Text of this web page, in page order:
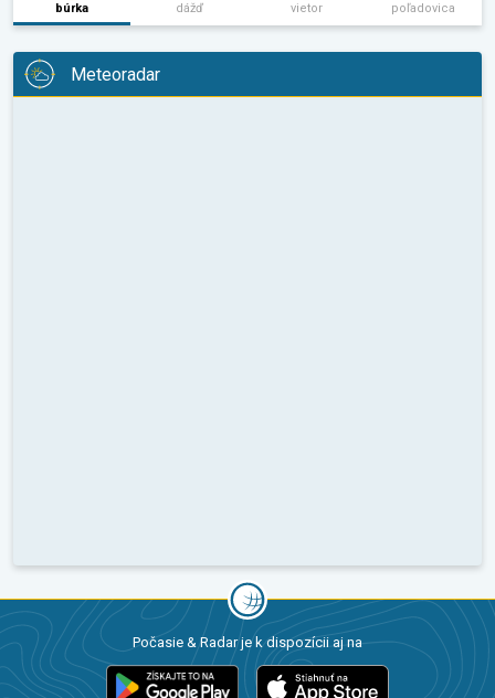
búrka dážď vietor poľadovica
Meteoradar
Počasie & Radar je k dispozícii aj na